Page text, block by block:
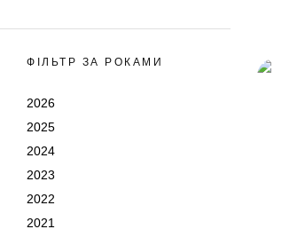
ФІЛЬТР ЗА РОКАМИ
2026
2025
2024
2023
2022
2021